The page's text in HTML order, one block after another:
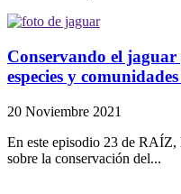
Conservando el
especies y
20 Noviembre 2021
En este episodio 23 de
sobre la conservación del...